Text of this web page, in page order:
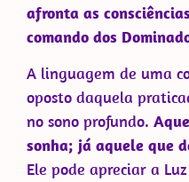
afronta as
comando dos
A linguagem de uma
oposto daquela
no sono profundo.
sonha; já aquele que
Ele pode apreciar a